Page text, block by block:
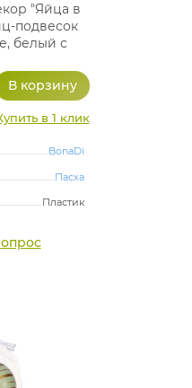
"Яйца в
подвесок
белый с
в 1 клик
BonaDi
Пасха
Пластик